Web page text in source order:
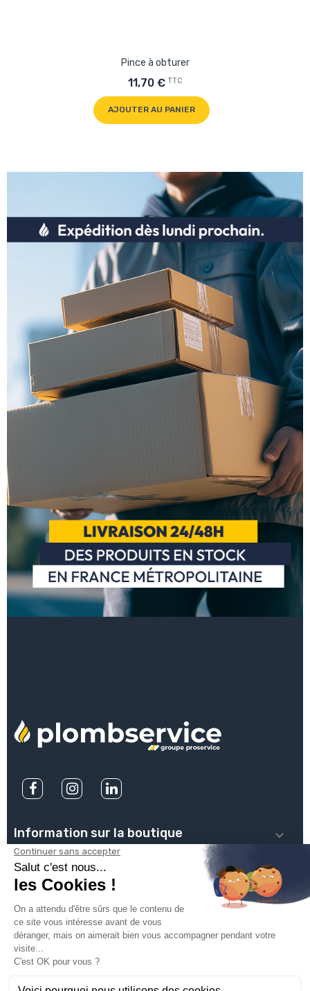
Pince à obturer
11,70 € TTC
AJOUTER AU PANIER
Information sur la boutique 
PLOMBSERVICE 
INFOS PRATIQUES 
VOTRE COMPTE 